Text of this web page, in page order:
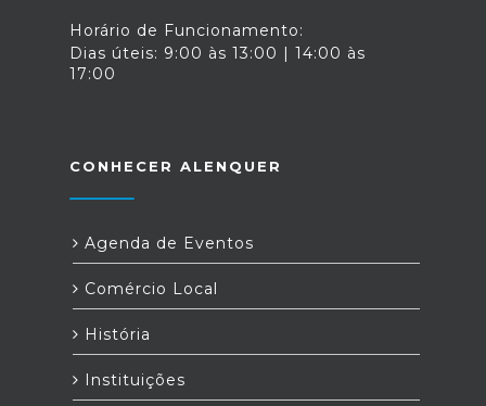
Horário de Funcionamento:
Dias úteis: 9:00 às 13:00 | 14:00 às
17:00
CONHECER ALENQUER
Agenda de Eventos
Comércio Local
História
Instituições